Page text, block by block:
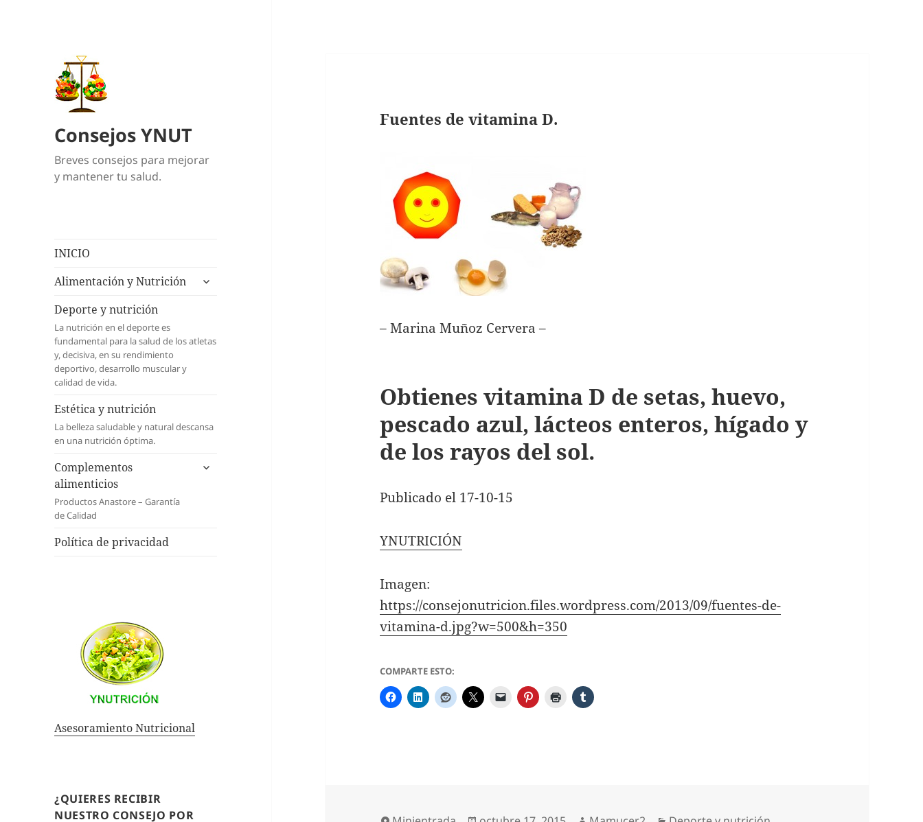
Consejos YNUT
Breves consejos para mejorar
y mantener tu salud.
INICIO
Alimentación y Nutrición
expande
Deporte y nutrición
La nutrición en el deporte es
fundamental para la salud de los atletas
y, decisiva, en su rendimiento
deportivo, desarrollo muscular y
calidad de vida.
Estética y nutrición
La belleza saludable y natural descansa
en una nutrición óptima.
Complementos
alimenticios
Productos Anastore – Garantía
de Calidad
expande
Política de privacidad
Asesoramiento Nutricional
¿QUIERES RECIBIR
NUESTRO CONSEJO POR
Fuentes de vitamina D.
– Marina Muñoz Cervera –
Obtienes vitamina D de setas, huevo,
pescado azul, lácteos enteros, hígado y
de los rayos del sol.
Publicado el 17-10-15
YNUTRICIÓN
Imagen:
https://consejonutricion.files.wordpress.com/2013/09/fuentes-de-
vitamina-d.jpg?w=500&h=350
COMPARTE ESTO: